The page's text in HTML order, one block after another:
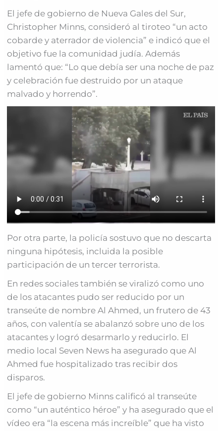
El jefe de gobierno de Nueva Gales del Sur,
Christopher Minns, consideró al tiroteo “un acto
cobarde y aterrador de violencia” e indicó que el
objetivo fue la comunidad judía. Además
lamentó que: “Lo que debía ser una noche de paz
y celebración fue destruido por un ataque
malvado y horrendo”.
Por otra parte, la policía sostuvo que no descarta
ninguna hipótesis, incluida la posible
participación de un tercer terrorista.
En redes sociales también se viralizó como uno
de los atacantes pudo ser reducido por un
transeúte de nombre Al Ahmed, un frutero de 43
años, con valentía se abalanzó sobre uno de los
atacantes y logró desarmarlo y reducirlo. El
medio local Seven News ha asegurado que Al
Ahmed fue hospitalizado tras recibir dos
disparos.
El jefe de gobierno Minns calificó al transeúte
como “un auténtico héroe” y ha asegurado que el
vídeo era “la escena más increíble” que ha visto